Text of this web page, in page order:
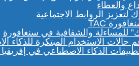
الروابط الاجتماعية
للمساءلة والشفافية في سنغافورة